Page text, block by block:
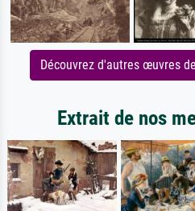
Découvrez d'autres œuvres
Extrait de nos